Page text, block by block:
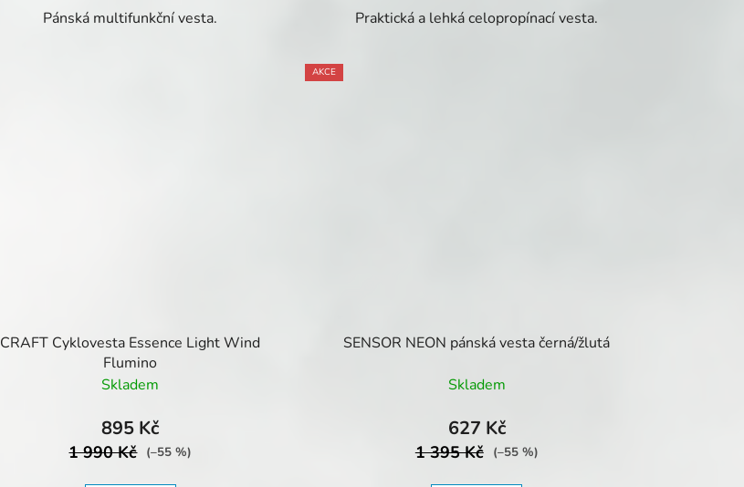
Pánská multifunkční vesta. Praktická a lehká celopropínací vesta.
CRAFT Cyklovesta Essence Light Wind
Flumino
Skladem
895 Kč
1 990 Kč (–55 %)
AKCE
SENSOR NEON pánská vesta černá/žlutá
Skladem
627 Kč
1 395 Kč (–55 %)